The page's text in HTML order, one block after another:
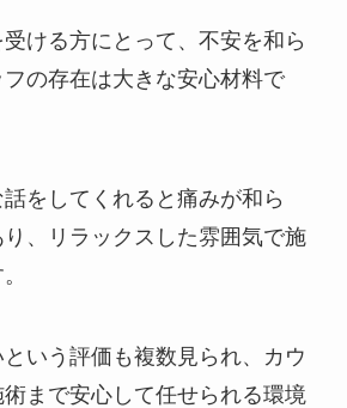
ける方にとって、不安を和ら
の存在は大きな安心材料で
話をしてくれると痛みが和ら
、リラックスした雰囲気で施
いう評価も複数見られ、カウ
まで安心して任せられる環境